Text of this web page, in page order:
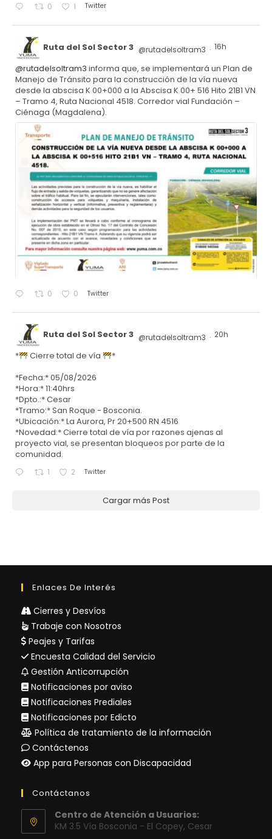
0 1 Twitter
Ruta del Sol Sector 3 @rutadelsoltram3 · 16h
@rutadelsoltram3 informa que, se implementará un Plan de
Manejo de Tránsito para la construcción de la vía nueva
desde la abscisa K 00+000 a la Abscisa K 00+ 516 Hito 21B1 VN
– Tramo 4, Ruta Nacional 4518. Corredor vial Fundación –
Ciénaga (Magdalena).
0 0 Twitter
Ruta del Sol Sector 3 @rutadelsoltram3 · 20h
* Cierre total de vía
*
*Fecha:* 05/08/2026
*Hora:* 11:40hrs
*Dpto.:* Cesar
*Tramo:* San Roque - Bosconia.
*Ubicación:* La Aurora, Pr 20+500 RN 4516
*Novedad:* Cierre total de vía por razones ajenas al
proyecto vial, se presentan bloqueos por parte de la
comunidad.
1 2 Twitter
Cargar más Post
Enlaces De Interés
Cierres y Desvíos
Trabaje con Nosotros
Peajes y Tarifas
Encuesta Calidad del Servicio
Gestión Anticorrupción
Notificaciones por aviso
Notificaciones Prediales
Notificaciones por Edicto
Política de tratamiento de la información
Contáctenos
App para Personas con Discapacidad
Contáctanos
Centro de Atención a Usuarios:
KM 3.5 Vía Bosconia - El Copey, Cesar